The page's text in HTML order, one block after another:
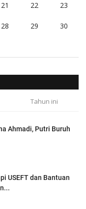
21 22 23
28 29 30
Tahun ini
Ahmadi, Putri Buruh
USEFT dan Bantuan